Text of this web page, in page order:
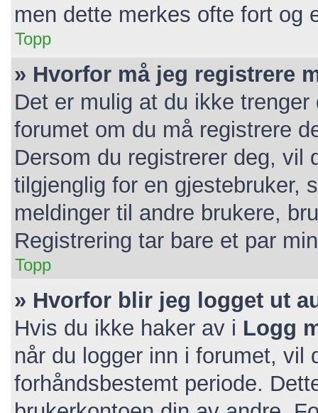
men dette merkes ofte fort og
Topp
» Hvorfor må jeg registrere
Det er mulig at du ikke
forumet om du må registrere
Dersom du registrerer deg, vil
tilgjenglig for en gjestebruker,
meldinger til andre brukere,
Registrering tar bare et par
Topp
» Hvorfor blir jeg logget ut
Hvis du ikke haker av i Logg
når du logger inn i forumet,
forhåndsbestemt periode.